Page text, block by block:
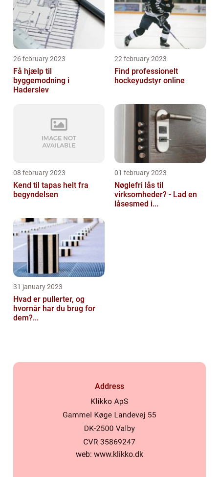
26 february 2023
Få hjælp til
byggemodning i
Haderslev
22 february 2023
Find professionelt
hockeyudstyr online
08 february 2023
Kend til tapas helt fra
begyndelsen
01 february 2023
Nøglefri lås til
virksomheder? - Lad en
låsesmed i...
31 january 2023
Hvad er pullerter, og
hvornår har du brug for
dem?...
Address
web: www.klikko.dk